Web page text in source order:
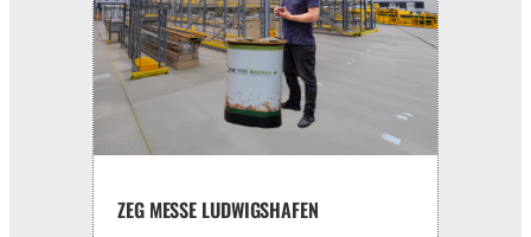
ZEG MESSE LUDWIGSHAFEN